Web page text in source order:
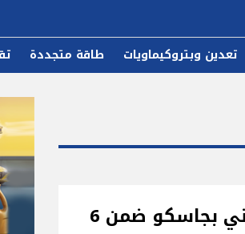
تعدين وبتروكيماويات طاقة متجددة
اختيار عبدالرحمن سيد مدير المكتب الفني بجاسكو ضمن 6